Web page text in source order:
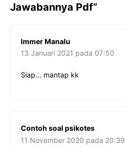
Jawabannya Pdf”
Immer Manalu
13 Januari 2021 pada 07:50
Siap… mantap kk
Contoh soal psikotes
11 November 2020 pada 20:39